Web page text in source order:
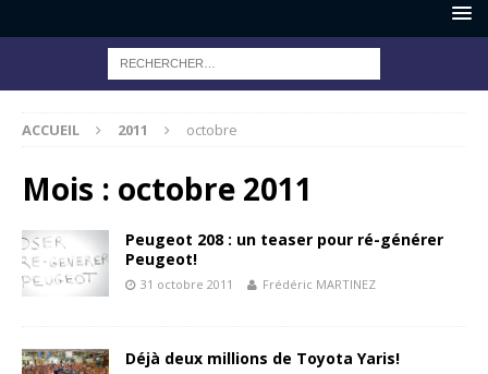
ACCUEIL 2011 octobre
Mois : octobre 2011
Peugeot 208 : un teaser pour ré-générer
Peugeot!
31 octobre 2011 Frédéric MARTINEZ
Déjà deux millions de Toyota Yaris!